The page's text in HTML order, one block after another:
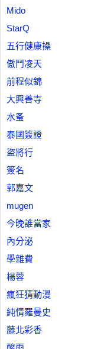
Mido
StarQ
五行健康操
傲鬥凌天
前程似錦
大興善寺
水蚤
泰國簽證
盜將行
簽名
郭嘉文
mugen
今晚誰當家
內分泌
學雜費
楊蓉
瘋狂猜動漫
純情羅曼史
藤北彩香